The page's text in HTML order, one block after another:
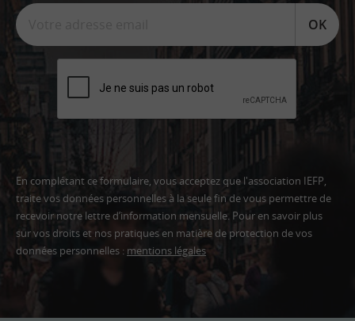
OK
En complétant ce formulaire, vous acceptez que l'association IEFP,
traite vos données personnelles à la seule fin de vous permettre de
recevoir notre lettre d’information mensuelle. Pour en savoir plus
sur vos droits et nos pratiques en matière de protection de vos
données personnelles : mentions légales